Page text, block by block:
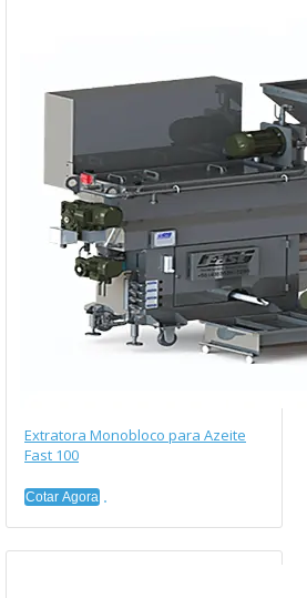
Extratora Monobloco para Azeite
Fast 100
Cotar Agora